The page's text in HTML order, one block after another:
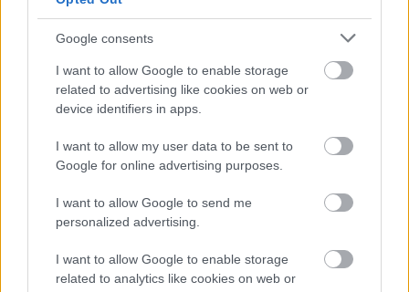
Google consents
I want to allow Google to enable storage
related to advertising like cookies on web or
device identifiers in apps.
I want to allow my user data to be sent to
Google for online advertising purposes.
I want to allow Google to send me
personalized advertising.
I want to allow Google to enable storage
related to analytics like cookies on web or
Skiskyting
INGEBORG SCHEVE 08.05.2024